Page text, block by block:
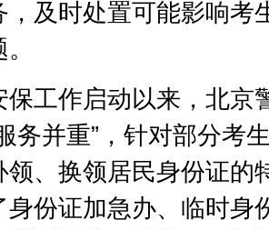
，及时处置可能影响考
作启动以来，北京
务并重”，针对部分考
领、换领居民身份证的
身份证加急办、临时身